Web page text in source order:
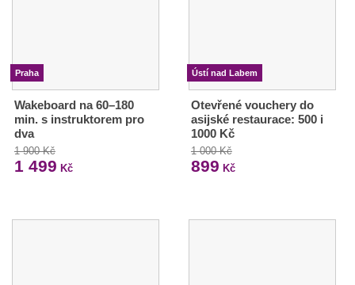
Praha
Wakeboard na 60–180
min. s instruktorem pro
dva
1 900 Kč
1 499 Kč
Ústí nad Labem
Otevřené vouchery do
asijské restaurace: 500 i
1000 Kč
1 000 Kč
899 Kč